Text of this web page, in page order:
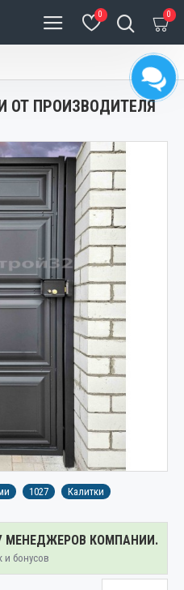
0 0
ОТ ПРОИЗВОДИТЕЛЯ
1027 Калитки
МЕНЕДЖЕРОВ КОМПАНИИ.
и бонусов